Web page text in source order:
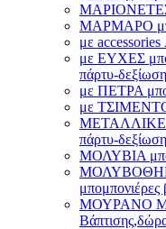
ΜΑΡΙΟΝΕΤΕΣ
ΜΑΡΜΑΡΟ
με
με ΕΥΧΕΣ
πάρτυ-
με ΠΕΤΡΑ
με ΤΣΙΜΕΝΤΟ
ΜΕΤΑΛΛΙΚΕΣ
πάρτυ-
ΜΟΛΥΒΙΑ
μπομπονιέρες
ΜΟΥΡΑΝΟ